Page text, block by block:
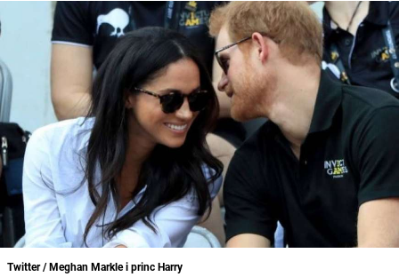
Twitter / Meghan Markle i princ Harry